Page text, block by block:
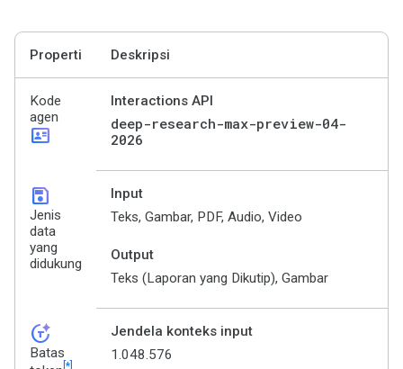
Properti Deskripsi
Kode
agen
id_card
Interactions API
deep-research-max-preview-04-
2026
save
Jenis
data
yang
didukung
Input
Teks, Gambar, PDF, Audio, Video
Output
Teks (Laporan yang Dikutip), Gambar
token_auto
Batas
[*]
Jendela konteks input
1.048.576